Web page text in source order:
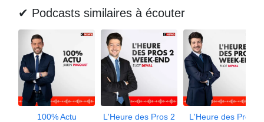
✔ Podcasts similaires à écouter
100% Actu
L'Heure des Pros 2
L'Heure des Pros